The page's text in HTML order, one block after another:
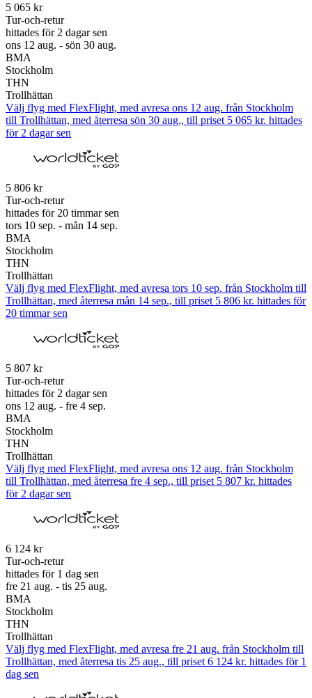
5 065 kr
Tur-och-retur
hittades för 2 dagar sen
ons 12 aug. - sön 30 aug.
BMA
Stockholm
THN
Trollhättan
Välj flyg med FlexFlight, med avresa ons 12 aug. från Stockholm
till Trollhättan, med återresa sön 30 aug., till priset 5 065 kr. hittades
för 2 dagar sen
5 806 kr
Tur-och-retur
hittades för 20 timmar sen
tors 10 sep. - mån 14 sep.
BMA
Stockholm
THN
Trollhättan
Välj flyg med FlexFlight, med avresa tors 10 sep. från Stockholm till
Trollhättan, med återresa mån 14 sep., till priset 5 806 kr. hittades för
20 timmar sen
5 807 kr
Tur-och-retur
hittades för 2 dagar sen
ons 12 aug. - fre 4 sep.
BMA
Stockholm
THN
Trollhättan
Välj flyg med FlexFlight, med avresa ons 12 aug. från Stockholm
till Trollhättan, med återresa fre 4 sep., till priset 5 807 kr. hittades
för 2 dagar sen
6 124 kr
Tur-och-retur
hittades för 1 dag sen
fre 21 aug. - tis 25 aug.
BMA
Stockholm
THN
Trollhättan
Välj flyg med FlexFlight, med avresa fre 21 aug. från Stockholm till
Trollhättan, med återresa tis 25 aug., till priset 6 124 kr. hittades för 1
dag sen